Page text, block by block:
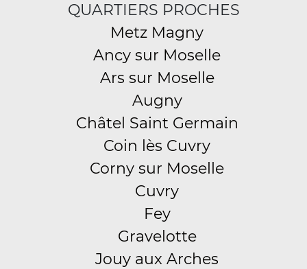
QUARTIERS PROCHES
Metz Magny
Ancy sur Moselle
Ars sur Moselle
Augny
Châtel Saint Germain
Coin lès Cuvry
Corny sur Moselle
Cuvry
Fey
Gravelotte
Jouy aux Arches